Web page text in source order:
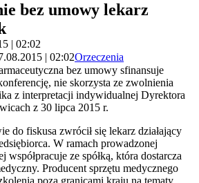
bez umowy lekarz
| 02:02
| 02:02Orzeczenia
bez umowy sfinansuje
nie skorzysta ze zwolnienia
z interpretacji indywidualnej Dyrektora
z 30 lipca 2015 r.
do fiskusa zwrócił się lekarz działający
W ramach prowadzonej
współpracuje ze spółką, która dostarcza
Producent sprzętu medycznego
poza granicami kraju na tematy